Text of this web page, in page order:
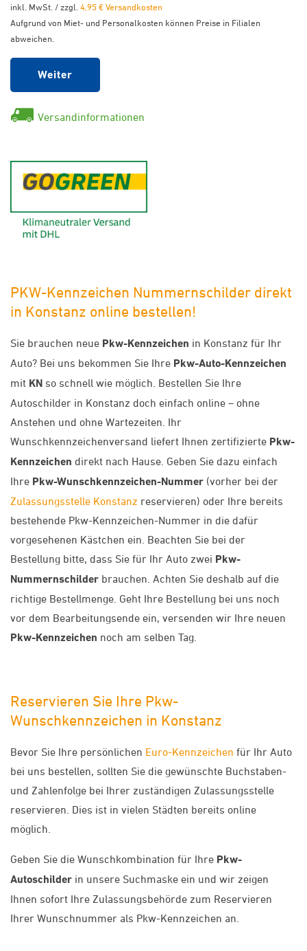
inkl. MwSt. / zzgl.4,95 € Versandkosten
Aufgrund von Miet- und Personalkosten können Preise in Filialen
abweichen.
Weiter
Versandinformationen
PKW-Kennzeichen Nummernschilder direkt
in Konstanz online bestellen!
Sie brauchen neue Pkw-Kennzeichen in Konstanz für Ihr
Auto? Bei uns bekommen Sie Ihre Pkw-Auto-Kennzeichen
mit KN so schnell wie möglich. Bestellen Sie Ihre
Autoschilder in Konstanz doch einfach online – ohne
Anstehen und ohne Wartezeiten. Ihr
Wunschkennzeichenversand liefert Ihnen zertifizierte Pkw-
Kennzeichen direkt nach Hause. Geben Sie dazu einfach
Ihre Pkw-Wunschkennzeichen-Nummer (vorher bei der
Zulassungsstelle Konstanz reservieren) oder Ihre bereits
bestehende Pkw-Kennzeichen-Nummer in die dafür
vorgesehenen Kästchen ein. Beachten Sie bei der
Bestellung bitte, dass Sie für Ihr Auto zwei Pkw-
Nummernschilder brauchen. Achten Sie deshalb auf die
richtige Bestellmenge. Geht Ihre Bestellung bei uns noch
vor dem Bearbeitungsende ein, versenden wir Ihre neuen
Pkw-Kennzeichen noch am selben Tag.
Reservieren Sie Ihre Pkw-
Wunschkennzeichen in Konstanz
Bevor Sie Ihre persönlichen Euro-Kennzeichen für Ihr Auto
bei uns bestellen, sollten Sie die gewünschte Buchstaben-
und Zahlenfolge bei Ihrer zuständigen Zulassungsstelle
reservieren. Dies ist in vielen Städten bereits online
möglich.
Geben Sie die Wunschkombination für Ihre Pkw-
Autoschilder in unsere Suchmaske ein und wir zeigen
Ihnen sofort Ihre Zulassungsbehörde zum Reservieren
Ihrer Wunschnummer als Pkw-Kennzeichen an.